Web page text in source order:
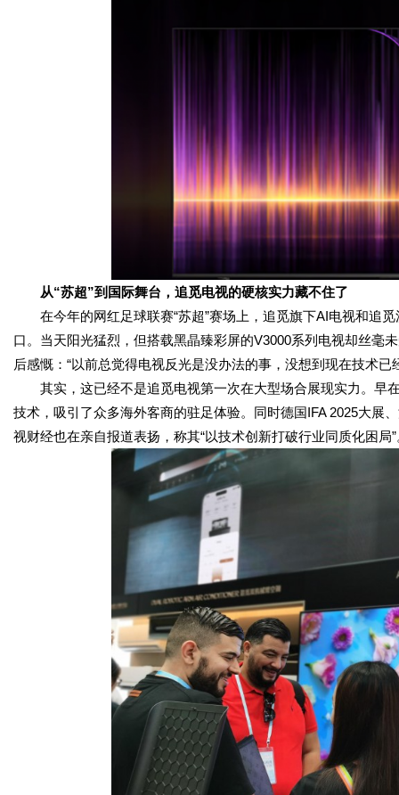
从“苏超”到国际舞台，追觅电视的硬核实力藏不住了
在今年的网红足球联赛“苏超”赛场上，追觅旗下AI电视和追
口。当天阳光猛烈，但搭载黑晶臻彩屏的V3000系列电视却丝毫
后感慨：“以前总觉得电视反光是没办法的事，没想到现在技术已
其实，这已经不是追觅电视第一次在大型场合展现实力。早
技术，吸引了众多海外客商的驻足体验。同时德国IFA 2025大展
视财经也在亲自报道表扬，称其“以技术创新打破行业同质化困局”